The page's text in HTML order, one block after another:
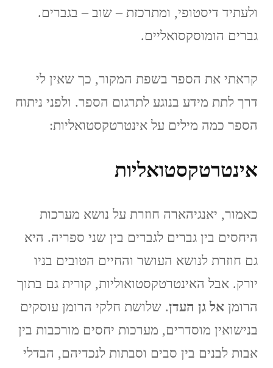
ולעתיד דיסטופי, ומתרכזת – שוב – בגברים.
גברים הומוסקסואליים.
קראתי את הספר בשפת המקור, כך שאין לי
דרך לתת מידע בנוגע לתרגום הספר. ולפני ניתוח
הספר כמה מילים על אינטרטקסטואליות:
אינטרטקסטואליות
כאמור, יאנגיהארה חוזרת על נושא מערכות
היחסים בין גברים לגברים בין שני ספריה. היא
גם חוזרת לנושא העושר והחיים הטובים בניו
יורק. אבל האינטרטקסטואוליות, קורית גם בתוך
הרומן אל גן העדן. שלושת חלקי הרומן עוסקים
בנישואין מוסדרים, מערכות יחסים מורכבות בין
אבות לבנים בין סבים וסבתות לנכדיהם, הבדלי